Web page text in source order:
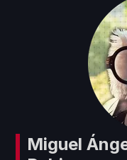
Investigación
Vinculación
Miguel